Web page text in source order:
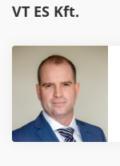
VT ES Kft.